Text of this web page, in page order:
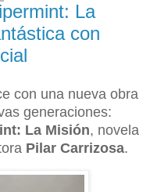
La
con
con una nueva obra
generaciones:
La Misión, novela
Pilar Carrizosa.